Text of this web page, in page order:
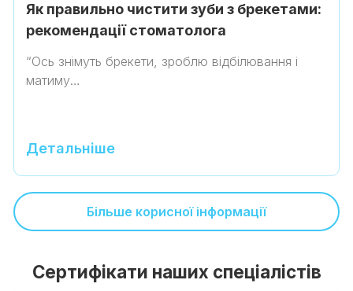
Як правильно чистити зуби з брекетами:
рекомендації стоматолога
“Ось знімуть брекети, зроблю відбілювання і
матиму…
Детальніше
Більше корисної інформації
Сертифікати наших спеціалістів